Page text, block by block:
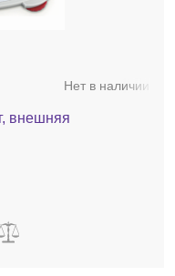
Нет в наличии
внешняя